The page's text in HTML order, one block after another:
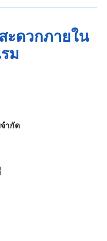
ะดวกภายใน
ม
ำกัด